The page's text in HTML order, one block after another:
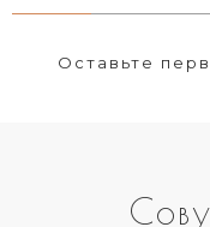
Оставьте